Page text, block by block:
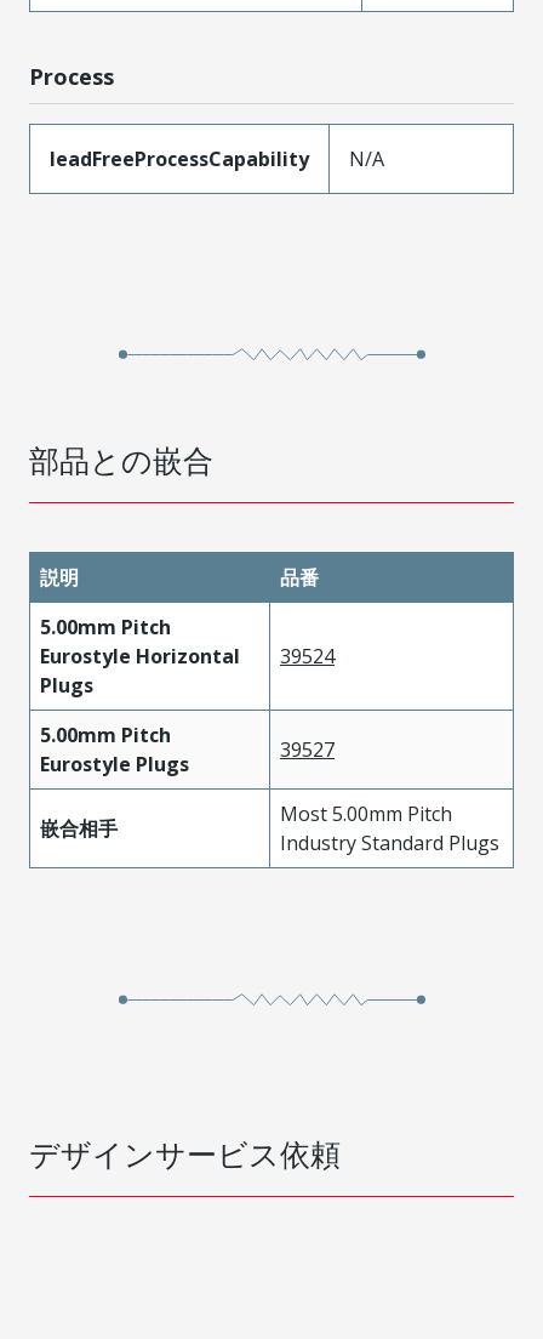
Process
leadFreeProcessCapability N/A
部品との嵌合
説明
品番
5.00mm Pitch
Eurostyle Horizontal
Plugs
39524
5.00mm Pitch
Eurostyle Plugs
39527
嵌合相手
Most 5.00mm Pitch
Industry Standard Plugs
デザインサービス依頼